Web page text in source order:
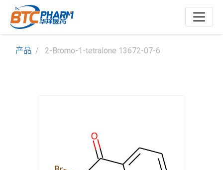
产品 2-Bromo-1-tetralone 13672-07-6